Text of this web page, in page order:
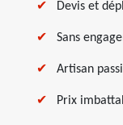
Devis et
Sans
Artisan
Prix